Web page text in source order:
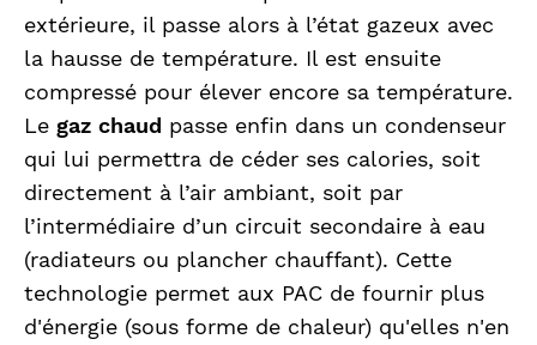
extérieure, il passe alors à l’état gazeux avec
la hausse de température. Il est ensuite
compressé pour élever encore sa température.
Le gaz chaud passe enfin dans un condenseur
qui lui permettra de céder ses calories, soit
directement à l’air ambiant, soit par
l’intermédiaire d’un circuit secondaire à eau
(radiateurs ou plancher chauffant). Cette
technologie permet aux PAC de fournir plus
d'énergie (sous forme de chaleur) qu'elles n'en